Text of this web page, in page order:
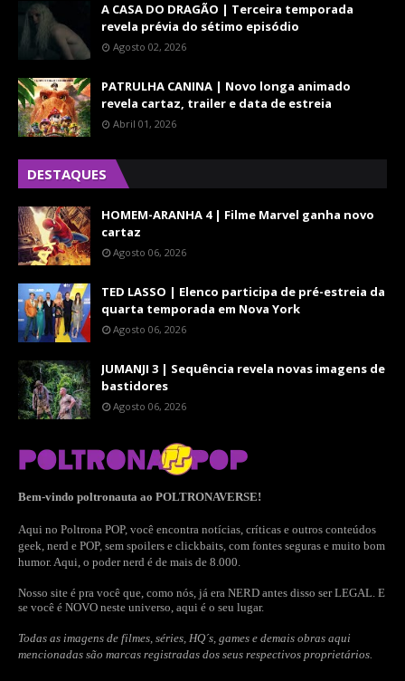
A CASA DO DRAGÃO | Terceira temporada
revela prévia do sétimo episódio
Agosto 02, 2026
PATRULHA CANINA | Novo longa animado
revela cartaz, trailer e data de estreia
Abril 01, 2026
DESTAQUES
HOMEM-ARANHA 4 | Filme Marvel ganha novo
cartaz
Agosto 06, 2026
TED LASSO | Elenco participa de pré-estreia da
quarta temporada em Nova York
Agosto 06, 2026
JUMANJI 3 | Sequência revela novas imagens de
bastidores
Agosto 06, 2026
Bem-vindo poltronauta ao POLTRONAVERSE!
Aqui no Poltrona POP, você encontra notícias, críticas e outros conteúdos
geek, nerd e POP, sem spoilers e clickbaits, com fontes seguras e muito bom
humor. Aqui, o poder nerd é de mais de 8.000.
Nosso site é pra você que, como nós, já era NERD antes disso ser LEGAL. E
se você é NOVO neste universo, aqui é o seu lugar.
Todas as imagens de filmes, séries, HQ´s, games e demais obras aqui
mencionadas são marcas registradas dos seus respectivos proprietários.